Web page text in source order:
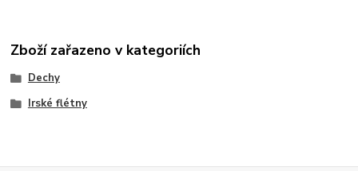
Zboží zařazeno v kategoriích
Dechy
Irské flétny